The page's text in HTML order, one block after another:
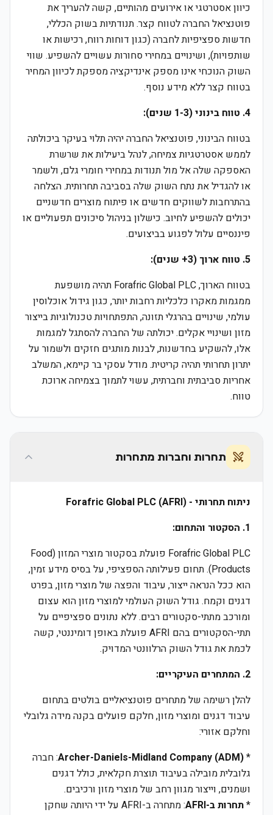
כיוון אסטרטגי או אירועים מהותיים, קשה להעריך את
פוטנציאל החברה לטווח קצר. תנודתיות בשוק הכללי,
חדשות ספציפיות לחברה (כגון דוחות רווח, רכישות או
שותפויות), ושינויים במחירי סחורות עשויים להשפיע. שווי
השוק הנוכחי אינו מספק אינדיקציה מספקת לכיוון המחיר
בטווח קצר ללא מידע נוסף.
4. טווח בינוני (1-3 שנים):
בטווח הבינוני, פוטנציאל החברה יהיה תלוי בעיקר ביכולתה
לממש אסטרטגיות צמיחה, לנהל ביעילות את שרשרת
האספקה שלה אל מול תנודות במחירי חומרי גלם, ולשמר
או להגדיל את נתח השוק שלה בסביבה תחרותית. הצלחה
בהתרחבות לשווקים חדשים או פיתוח מוצרים חדשניים
יכולים להשפיע לחיוב. כישלון בניהול סיכונים תפעוליים או
פיננסיים עלול לפגוע בביצועים.
5. טווח ארוך (3+ שנים):
בטווח הארוך, Forafric Global PLC תהיה מושפעת
ממגמות מאקרו כלכליות רחבות יותר, כגון גידול אוכלוסין
עולמי, שינויים בהרגלי תזונה, התפתחויות טכנולוגיות בייצור
מזון ושינויי אקלים. יכולתה של החברה להסתגל למגמות
אלו, להשקיע בחדשנות, לבנות מותגים חזקים ולשמור על
יתרון תחרותי תהיה קריטית. מודל עסקי בר קיימא, המשלב
אחריות סביבתית וחברתית, עשוי לתמוך בצמיחה ארוכת
טווח.
תחרות וחברות מתחרות
ניתוח תחרותי - Forafric Global PLC (AFRI)
1. הסקטור והתחום:
Forafric Global PLC פועלת בסקטור מוצרי המזון (Food
Products). תחום פעילותה הספציפי, על בסיס מידע זמין,
הוא ככל הנראה ייצור, עיבוד והפצה של מוצרי מזון, בפרט
דגנים וקמח. גודל השוק העולמי למוצרי מזון הוא עצום
ומורכב מתתי-סקטורים רבים. ללא נתונים ספציפיים על
תתי-הסקטורים בהם AFRI פועלת באופן דומיננטי, קשה
לכמת את גודל השוק הרלוונטי המדויק.
2. המתחרים העיקריים:
להלן רשימה של מתחרים פוטנציאליים בולטים בתחום
עיבוד דגנים ומוצרי מזון, חלקם פועלים בקנה מידה גלובלי
וחלקם אזורי:
*
Archer-Daniels-Midland Company (ADM): חברה
גלובלית מובילה בעיבוד תוצרת חקלאית, כולל דגנים
ושמנים, וייצור מגוון רחב של מוצרי מזון ורכיבים.
*תחרות ב-AFRI
: מתחרה ב-AFRI על ידי היותה שחקן